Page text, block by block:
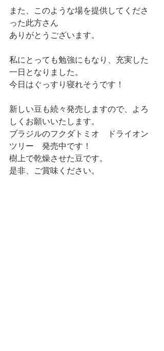
また、このような場を提供してくださ
った此方さん
ありがとうございます。
私にとっても勉強にもなり、充実した
一日となりました。
今日はぐっすり寝れそうです！
新しい豆も続々発売しますので、よろ
しくお願いいたします。
ブラジルのフクダトミオ　ドライオン
ツリー　発売中です！
樹上で乾燥させた豆です。
是非、ご賞味ください。